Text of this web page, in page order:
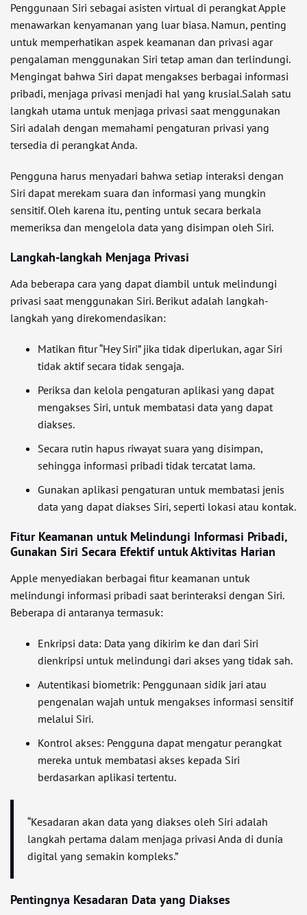
Penggunaan Siri sebagai asisten virtual di perangkat Apple
menawarkan kenyamanan yang luar biasa. Namun, penting
untuk memperhatikan aspek keamanan dan privasi agar
pengalaman menggunakan Siri tetap aman dan terlindungi.
Mengingat bahwa Siri dapat mengakses berbagai informasi
pribadi, menjaga privasi menjadi hal yang krusial.Salah satu
langkah utama untuk menjaga privasi saat menggunakan
Siri adalah dengan memahami pengaturan privasi yang
tersedia di perangkat Anda.
Pengguna harus menyadari bahwa setiap interaksi dengan
Siri dapat merekam suara dan informasi yang mungkin
sensitif. Oleh karena itu, penting untuk secara berkala
memeriksa dan mengelola data yang disimpan oleh Siri.
Langkah-langkah Menjaga Privasi
Ada beberapa cara yang dapat diambil untuk melindungi
privasi saat menggunakan Siri. Berikut adalah langkah-
langkah yang direkomendasikan:
Matikan fitur “Hey Siri” jika tidak diperlukan, agar Siri
tidak aktif secara tidak sengaja.
Periksa dan kelola pengaturan aplikasi yang dapat
mengakses Siri, untuk membatasi data yang dapat
diakses.
Secara rutin hapus riwayat suara yang disimpan,
sehingga informasi pribadi tidak tercatat lama.
Gunakan aplikasi pengaturan untuk membatasi jenis
data yang dapat diakses Siri, seperti lokasi atau kontak.
Fitur Keamanan untuk Melindungi Informasi Pribadi,
Gunakan Siri Secara Efektif untuk Aktivitas Harian
Apple menyediakan berbagai fitur keamanan untuk
melindungi informasi pribadi saat berinteraksi dengan Siri.
Beberapa di antaranya termasuk:
Enkripsi data: Data yang dikirim ke dan dari Siri
dienkripsi untuk melindungi dari akses yang tidak sah.
Autentikasi biometrik: Penggunaan sidik jari atau
pengenalan wajah untuk mengakses informasi sensitif
melalui Siri.
Kontrol akses: Pengguna dapat mengatur perangkat
mereka untuk membatasi akses kepada Siri
berdasarkan aplikasi tertentu.
“Kesadaran akan data yang diakses oleh Siri adalah
langkah pertama dalam menjaga privasi Anda di dunia
digital yang semakin kompleks.”
Pentingnya Kesadaran Data yang Diakses